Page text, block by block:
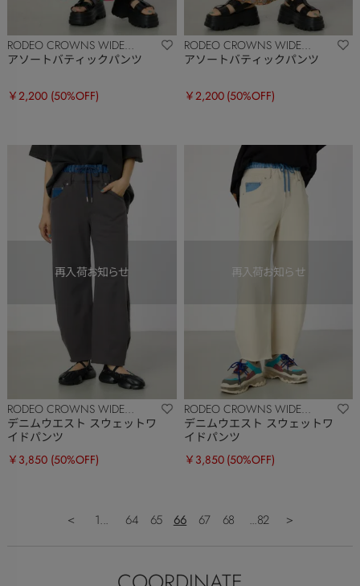
RODEO CROWNS WIDE
BOWL
アソートバティックパンツ
￥2,200 (50%OFF)
RODEO CROWNS WIDE
BOWL
アソートバティックパンツ
￥2,200 (50%OFF)
RODEO CROWNS WIDE
BOWL
デニムウエスト スウェットワ
イドパンツ
￥3,850 (50%OFF)
RODEO CROWNS WIDE
BOWL
デニムウエスト スウェットワ
イドパンツ
￥3,850 (50%OFF)
＜ 1... 64 65 66 67 68 ...82 ＞